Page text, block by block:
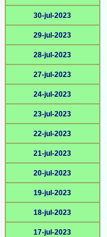
30-jul-2023
29-jul-2023
28-jul-2023
27-jul-2023
24-jul-2023
23-jul-2023
22-jul-2023
21-jul-2023
20-jul-2023
19-jul-2023
18-jul-2023
17-jul-2023